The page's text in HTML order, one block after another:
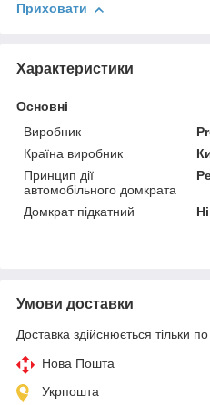
Приховати
Характеристики
Основні
Виробник
Країна виробник
Принцип дії
автомобільного домкрата
Домкрат підкатний Ні
Умови доставки
Доставка здійснюється тільки
Нова Пошта
Укрпошта